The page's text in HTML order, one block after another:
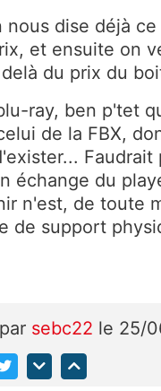
nous dise déjà
et ensuite on
du prix du
ray, ben p'tet
de la FBX,
échange du
n'est, de toute
de support
par sebc22 le 25/